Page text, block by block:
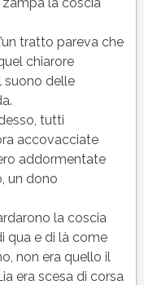
tratto pareva che
chiarore
suono delle
tutti
accovacciate
addormentate
un dono
la coscia
qua e di là come
non era quello il
era scesa di corsa